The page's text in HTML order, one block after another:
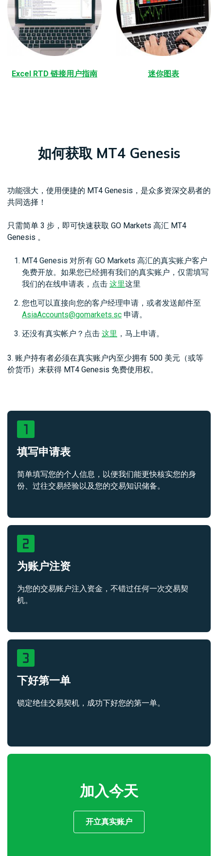
Excel RTD 链接用户指南 迷你图表
如何获取 MT4 Genesis
功能强大，使用便捷的 MT4 Genesis，是众多资深交易者的
共同选择！
只需简单 3 步，即可快速获取 GO Markets 高汇 MT4
Genesis 。
MT4 Genesis 对所有 GO Markets 高汇的真实账户客户
免费开放。如果您已经拥有我们的真实账户，仅需填写
我们的在线申请表，点击 这里这里
您也可以直接向您的客户经理申请，或者发送邮件至
AsiaAccounts@gomarkets.sc 申请。
还没有真实帐户？点击 这里 ，马上申请。
3. 账户持有者必须在真实账户内至少拥有 500 美元（或等
价货币）来获得 MT4 Genesis 免费使用权。
填写申请表
简单填写您的个人信息，以便我们能更快核实您的身
份、过往交易经验以及您的交易知识储备。
为账户注资
为您的交易账户注入资金，不错过任何一次交易契
机。
下好第一单
锁定绝佳交易契机，成功下好您的第一单。
加入今天
开立真实账户